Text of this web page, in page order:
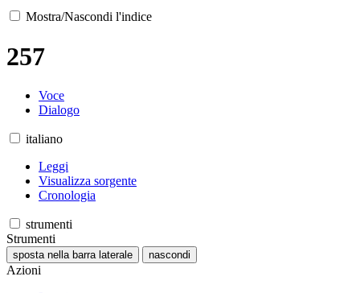
Mostra/Nascondi l'indice
257
Voce
Dialogo
italiano
Leggi
Visualizza sorgente
Cronologia
strumenti
Strumenti
sposta nella barra laterale nascondi
Azioni